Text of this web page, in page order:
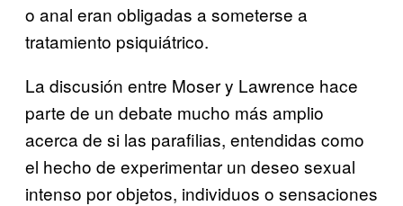
o anal eran obligadas a someterse a
tratamiento psiquiátrico.
La discusión entre Moser y Lawrence hace
parte de un debate mucho más amplio
acerca de si las parafilias, entendidas como
el hecho de experimentar un deseo sexual
intenso por objetos, individuos o sensaciones